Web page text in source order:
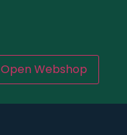
Open Webshop